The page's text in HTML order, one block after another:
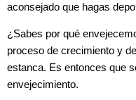
aconsejado que hagas
¿Sabes por qué
proceso de crecimiento y
estanca. Es entonces que
envejecimiento.